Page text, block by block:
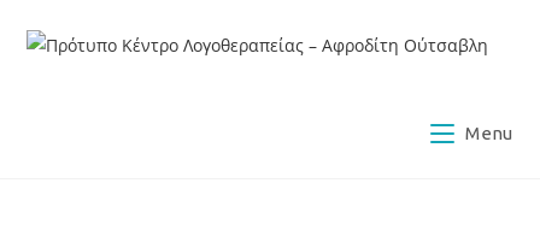
Menu